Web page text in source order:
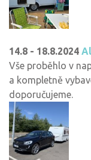
14.8 - 18.8.2024
Vše proběhlo v
a kompletně
doporučujeme.